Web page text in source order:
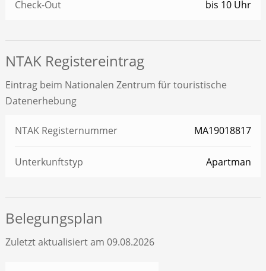
Check-Out bis 10 Uhr
NTAK Registereintrag
Eintrag beim Nationalen Zentrum für touristische
Datenerhebung
NTAK Registernummer MA19018817
Unterkunftstyp Apartman
Belegungsplan
Zuletzt aktualisiert am 09.08.2026